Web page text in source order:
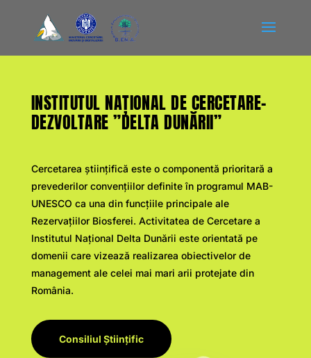
INSTITUTUL NAȚIONAL DE CERCETARE-
DEZVOLTARE ”DELTA DUNĂRII”
Cercetarea ştiinţifică este o componentă prioritară a
prevederilor convenţiilor definite în programul MAB-
UNESCO ca una din funcţiile principale ale
Rezervaţiilor Biosferei. Activitatea de Cercetare a
Institutul Naţional Delta Dunării este orientată pe
domenii care vizează realizarea obiectivelor de
management ale celei mai mari arii protejate din
România.
Consiliul Științific